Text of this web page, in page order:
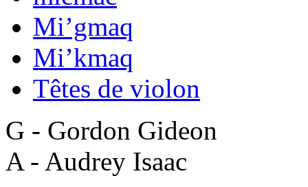
Mi’gmaq
Mi’kmaq
Têtes de violon
G - Gordon Gideon
A - Audrey Isaac